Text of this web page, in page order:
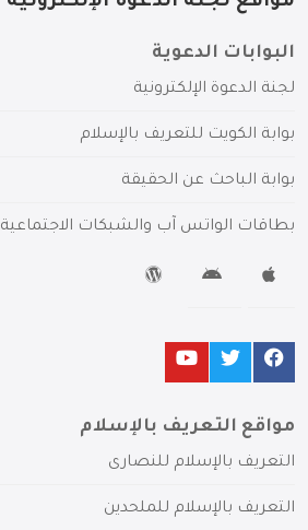
البوابات الدعوية
لجنة الدعوة الإلكترونية
بوابة الكويت للتعريف بالإسلام
بوابة الباحث عن الحقيقة
بطاقات الواتس آب والشبكات الاجتماعية
مواقع التعريف بالإسلام
التعريف بالإسلام للنصارى
التعريف بالإسلام للملحدين